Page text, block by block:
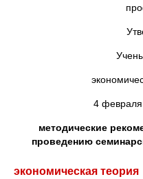
4
методические
проведению
экономическая теория